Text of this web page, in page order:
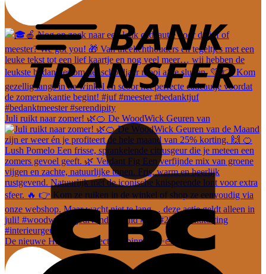
Juli ruikt naar zomer! 🌿🍊 De WoodWick Geuren van
De nieuwe Hi-Di-Hi collectie is binnen! ✨👜 En dez